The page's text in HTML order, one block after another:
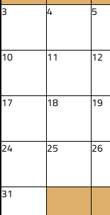
3 4 5
10 11 12
17 18 19
24 25 26
31